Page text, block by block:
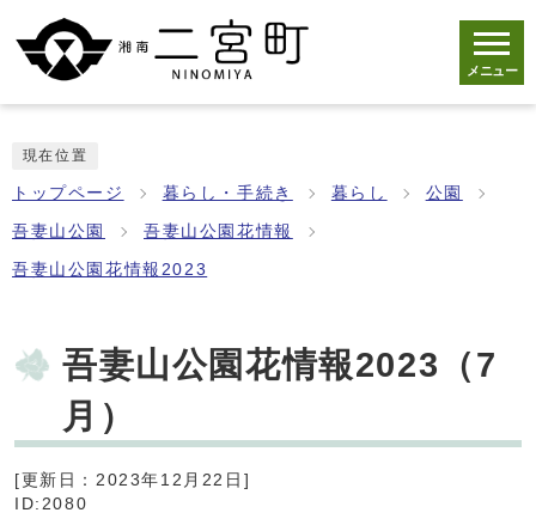
メニュー
現在位置
トップページ 暮らし・手続き 暮らし 公園
吾妻山公園 吾妻山公園花情報
吾妻山公園花情報2023
吾妻山公園花情報2023（7
月）
[更新日：2023年12月22日]
ID:2080